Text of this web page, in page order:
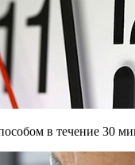
в течение 30